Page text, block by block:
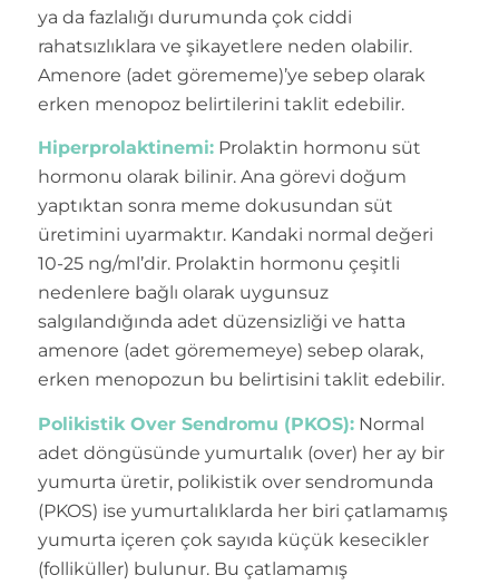
ya da fazlalığı durumunda çok ciddi
rahatsızlıklara ve şikayetlere neden olabilir.
Amenore (adet görememe)’ye sebep olarak
erken menopoz belirtilerini taklit edebilir.
Hiperprolaktinemi:Prolaktin hormonu süt
hormonu olarak bilinir. Ana görevi doğum
yaptıktan sonra meme dokusundan süt
üretimini uyarmaktır. Kandaki normal değeri
10-25 ng/ml’dir. Prolaktin hormonu çeşitli
nedenlere bağlı olarak uygunsuz
salgılandığında adet düzensizliği ve hatta
amenore (adet görememeye) sebep olarak,
erken menopozun bu belirtisini taklit edebilir.
Polikistik Over Sendromu (PKOS):Normal
adet döngüsünde yumurtalık (over) her ay bir
yumurta üretir, polikistik over sendromunda
(PKOS) ise yumurtalıklarda her biri çatlamamış
yumurta içeren çok sayıda küçük kesecikler
(folliküller) bulunur. Bu çatlamamış